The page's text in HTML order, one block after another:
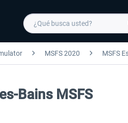
MSFS 2020 MSFS
Bains MSFS